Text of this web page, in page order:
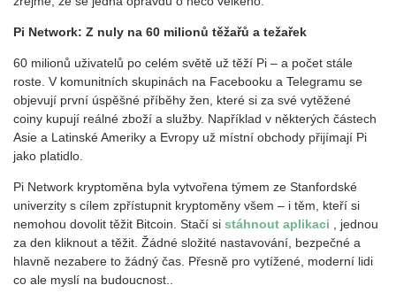
Pi Network: Z nuly na 60 milionů těžařů a težařek
60 milionů uživatelů po celém světě už těží Pi – a počet stále
roste. V komunitních skupinách na Facebooku a Telegramu se
objevují první úspěšné příběhy žen, které si za své vytěžené
coiny kupují reálné zboží a služby. Například v některých částech
Asie a Latinské Ameriky a Evropy už místní obchody přijímají Pi
jako platidlo.
Pi Network kryptoměna byla vytvořena týmem ze Stanfordské
univerzity s cílem zpřístupnit kryptoměny všem – i těm, kteří si
nemohou dovolit těžit Bitcoin. Stačí si stáhnout aplikaci
, jednou
za den kliknout a těžit. Žádné složité nastavování, bezpečné a
hlavně nezabere to žádný čas. Přesně pro vytížené, moderní lidi
co ale myslí na budoucnost..